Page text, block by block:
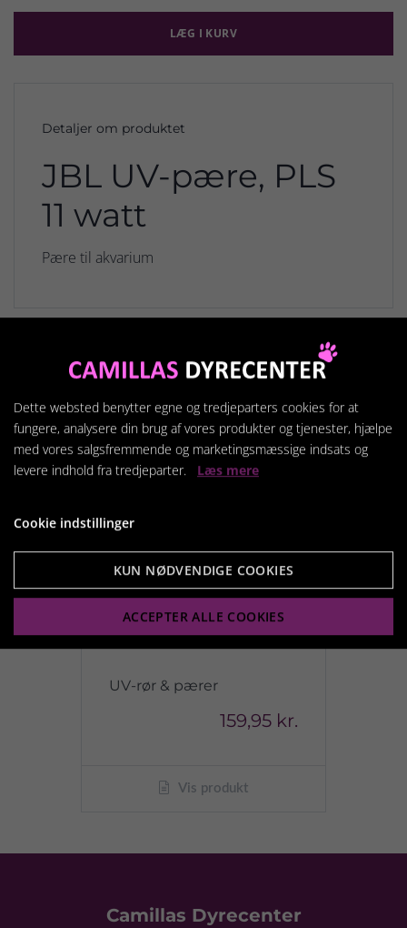
LÆG I KURV
Detaljer om produktet
JBL UV-pære, PLS
11 watt
Pære til akvarium
Relaterede produkter
UV-rør & pærer
159,95 kr.
Vis produkt
Camillas Dyrecenter
Dette websted benytter egne og tredjeparters cookies for at
fungere, analysere din brug af vores produkter og tjenester, hjælpe
med vores salgsfremmende og marketingsmæssige indsats og
levere indhold fra tredjeparter. Læs mere
Cookie indstillinger
KUN NØDVENDIGE COOKIES
ACCEPTER ALLE COOKIES